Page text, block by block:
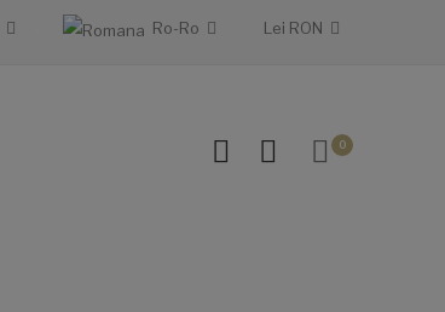
Ro-Ro Lei RON
0